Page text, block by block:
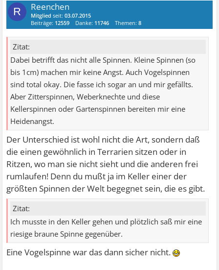
R Reenchen
Mitglied seit:03.07.2015
Beiträge: 12559 Danke: 11746 Themen:8
Zitat:
Dabei betrifft das nicht alle Spinnen. Kleine Spinnen (so
bis 1cm) machen mir keine Angst. Auch Vogelspinnen
sind total okay. Die fasse ich sogar an und mir gefällts.
Aber Zitterspinnen, Weberknechte und diese
Kellerspinnen oder Gartenspinnen bereiten mir eine
Heidenangst.
Der Unterschied ist wohl nicht die Art, sondern daß
die einen gewöhnlich in Terrarien sitzen oder in
Ritzen, wo man sie nicht sieht und die anderen frei
rumlaufen! Denn du mußt ja im Keller einer der
größten Spinnen der Welt begegnet sein, die es gibt.
Zitat:
Ich musste in den Keller gehen und plötzlich saß mir eine
riesige braune Spinne gegenüber.
Eine Vogelspinne war das dann sicher nicht.